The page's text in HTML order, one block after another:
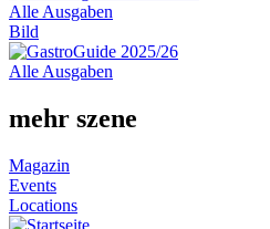
Alle Ausgaben
Bild
Alle Ausgaben
mehr szene
Magazin
Events
Locations